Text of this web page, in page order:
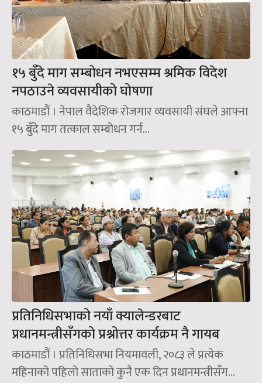
१५ बुँदे माग सम्बोधन नभएसम्म श्रमिक विदेश
नपठाउने व्यवसायीको घोषणा
काठमाडौं । नेपाल वैदेशिक रोजगार व्यवसायी संघले आफ्ना
१५ बुँदे माग तत्काल सम्बोधन गर्न...
प्रतिनिधिसभाको नयाँ क्यालेन्डरबाट
प्रधानमन्त्रीसँगको प्रश्नोत्तर कार्यक्रम नै गायब
काठमाडौं । प्रतिनिधिसभा नियमावली, २०८३ ले प्रत्येक
महिनाको पहिलो साताको कुनै एक दिन प्रधानमन्त्रीसँग...